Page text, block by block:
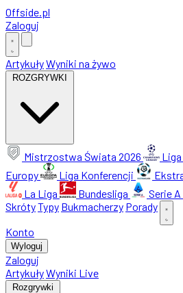
Offside.pl
Zaloguj
ArtykułyWyniki na żywo
ROZGRYWKI
Mistrzostwa Świata 2026
Europy
Liga Konferencji
La Liga
Bundesliga Serie A
SkrótyTypy Bukmacherzy Porady
Konto
Wyloguj
Zaloguj
ArtykułyWyniki Live
Rozgrywki